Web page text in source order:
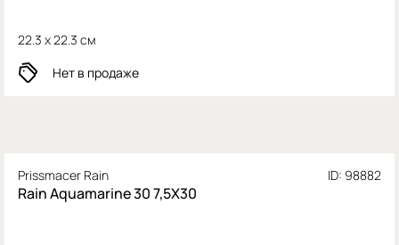
22.3 x 22.3 см
Нет в продаже
Prissmacer Rain ID: 98882
Rain Aquamarine 30 7,5X30